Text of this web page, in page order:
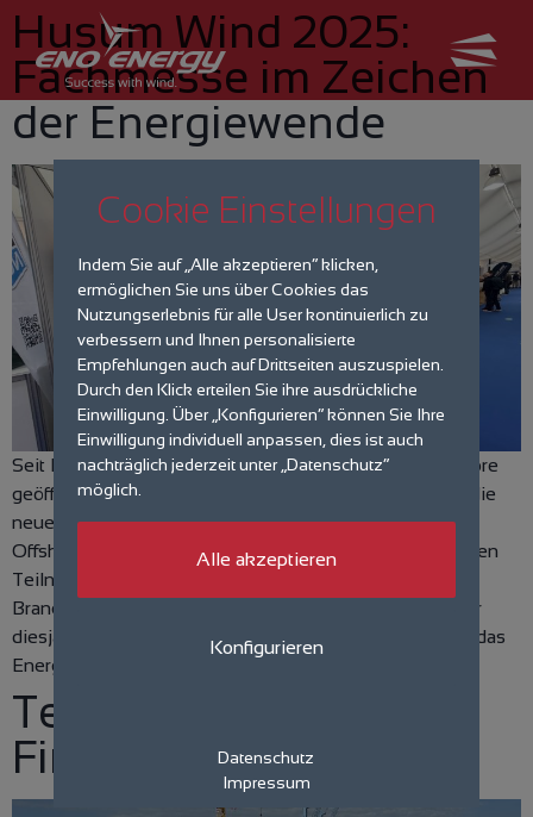
Husum Wind 2025:
Fachmesse im Zeichen
der Energiewende
Seit Dienstag hat die Fachmesse „Husum Wind“ ihre Tore
geöffnet. Noch bis Freitag können sich Besucher über die
neuesten Trends und Entwicklungen im Onshore- und
Offshore-Bereich informieren. Mit über 12.000 erwarteten
Teilnehmenden zählt die Messe zu den wichtigsten
Branchentreffs in Deutschland. Ein zentrales Thema der
diesjährigen Veranstaltung ist die aktuelle Debatte um das
Energiemonitoring. Der […]
Team eno beim 16.
Firmenlauf
Cookie Einstellungen
Indem Sie auf „Alle akzeptieren“ klicken,
ermöglichen Sie uns über Cookies das
Nutzungserlebnis für alle User kontinuierlich zu
verbessern und Ihnen personalisierte
Empfehlungen auch auf Drittseiten auszuspielen.
Durch den Klick erteilen Sie ihre ausdrückliche
Einwilligung. Über „Konfigurieren“ können Sie Ihre
Einwilligung individuell anpassen, dies ist auch
nachträglich jederzeit unter „Datenschutz“
möglich.
Alle akzeptieren
Konfigurieren
Datenschutz
Impressum